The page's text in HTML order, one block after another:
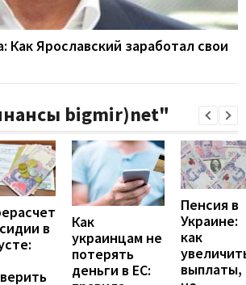
Как Ярославский заработал свои
bigmir)net"
в
Как
украинцам не
потерять
деньги в ЕС:
Пенсия в
Украине:
как
выплаты,